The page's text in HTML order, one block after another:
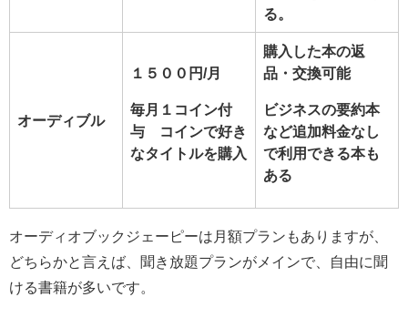
る。
オーディブル
１５００円/月
毎月１コイン付
与 コインで好き
なタイトルを購入
購入した本の返
品・交換可能
ビジネスの要約本
など追加料金なし
で利用できる本も
ある
オーディオブックジェーピーは月額プランもありますが、
どちらかと言えば、聞き放題プランがメインで、自由に聞
ける書籍が多いです。